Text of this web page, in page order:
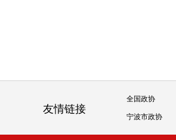
友情链接
全国政协
宁波市政协